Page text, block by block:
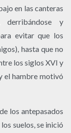
en las canteras
derribándose y
evitar que los
hasta que no
los siglos XVI y
el hambre motivó
los antepasados
suelos, se inició